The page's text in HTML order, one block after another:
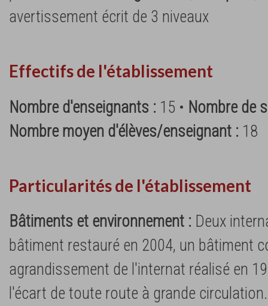
avertissement écrit de 3 niveaux
Effectifs de l'établissement
Nombre d'enseignants : 15 • Nombre de
Nombre moyen d'élèves/enseignant : 18
Particularités de l'établissement
Bâtiments et environnement : Deux
bâtiment restauré en 2004, un bâtiment
agrandissement de l'internat réalisé en
l'écart de toute route à grande